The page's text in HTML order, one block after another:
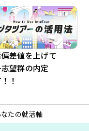
差値を上げて
望群の内定
！
たの就活軸